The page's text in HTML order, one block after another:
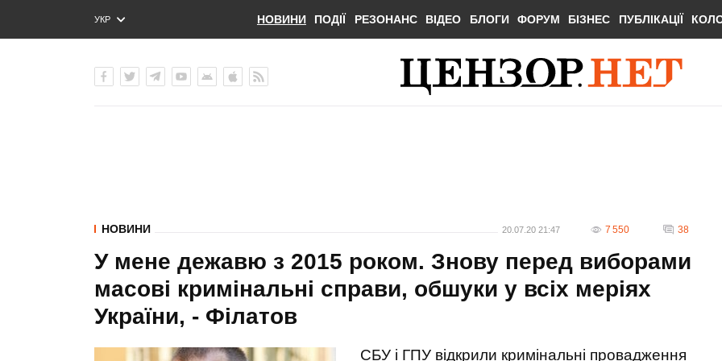
УКР
ENG
НОВИНИ ПОДІЇ РЕЗОНАНС ВІДЕО БЛОГИ ФОРУМ БІЗНЕС ПУБЛІКАЦІЇ
НОВИНИ 20.07.20 21:47 7 550 38
У мене дежавю з 2015 роком. Знову перед виборами
масові кримінальні справи, обшуки у всіх меріях
України, - Філатов
СБУ і ГПУ відкрили кримінальні провадження